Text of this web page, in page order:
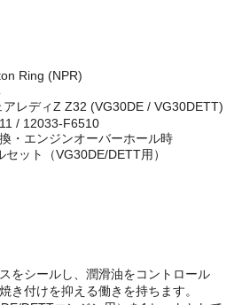
Ring (NPR)
アレディZ Z32 (VG30DE / VG30DETT)
/ 12033-F6510
・エンジンオーバーホール時
セット（VG30DE/DETT用）
をシールし、潤滑油をコントロール
き付けを抑える働きを持ちます。